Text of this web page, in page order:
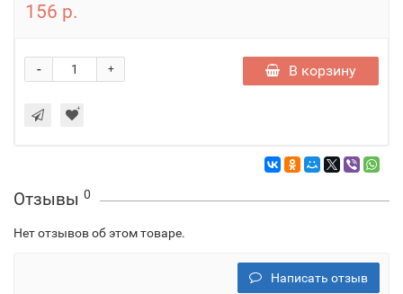
156 р.
+
- В корзину
Отзывы 0
Нет отзывов об этом товаре.
Написать отзыв